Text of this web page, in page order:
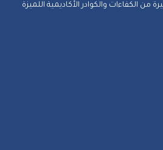
من الكفاءات والكوادر الأكاديمية اللميزة